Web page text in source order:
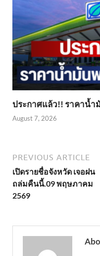
ประกาศแล้ว!! ราคาน้ำ
August 7, 2026
PREVIOUS ARTICLE
เปิดรายชื่อจังหวัด เจอฝน
ถล่มคืนนี้.09 พฤษภาคม
2569